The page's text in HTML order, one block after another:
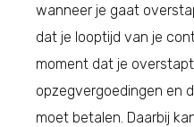
wanneer je gaat
dat je looptijd van je
moment dat je
opzegvergoedingen en
moet betalen. Daarbij